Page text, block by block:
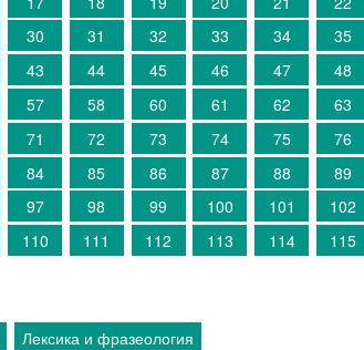
30 31 32 33 34 35
43 44 45 46 47 48
57 58 60 61 62 63
71 72 73 74 75 76
84 85 86 87 88 89
97 98 99 100 101 102
110 111 112 113 114 115
Лексика и фразеология